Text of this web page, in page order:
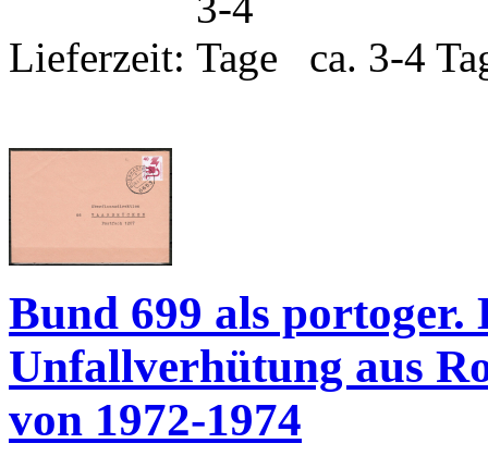
Lieferzeit: ca. 3-4
Bund 699 als portoger.
Unfallverhütung aus
von 1972-1974